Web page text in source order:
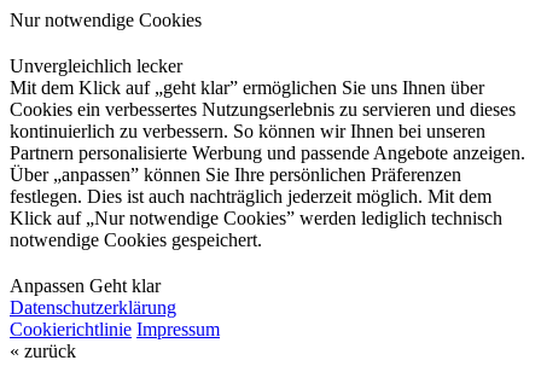
Nur notwendige Cookies
Unvergleichlich lecker
Mit dem Klick auf „geht klar” ermöglichen Sie uns Ihnen über
Cookies ein verbessertes Nutzungserlebnis zu servieren und dieses
kontinuierlich zu verbessern. So können wir Ihnen bei unseren
Partnern personalisierte Werbung und passende Angebote anzeigen.
Über „anpassen” können Sie Ihre persönlichen Präferenzen
festlegen. Dies ist auch nachträglich jederzeit möglich. Mit dem
Klick auf „Nur notwendige Cookies” werden lediglich technisch
notwendige Cookies gespeichert.
Anpassen Geht klar
Datenschutzerklärung
Cookierichtlinie Impressum
« zurück